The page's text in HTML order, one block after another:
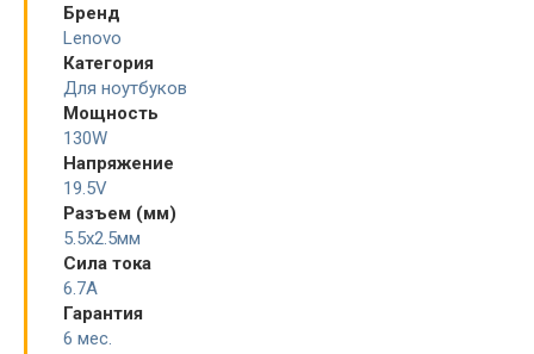
Бренд
Lenovo
Категория
Для ноутбуков
Мощность
130W
Напряжение
19.5V
Разъем (мм)
5.5x2.5мм
Сила тока
6.7A
Гарантия
6 мес.